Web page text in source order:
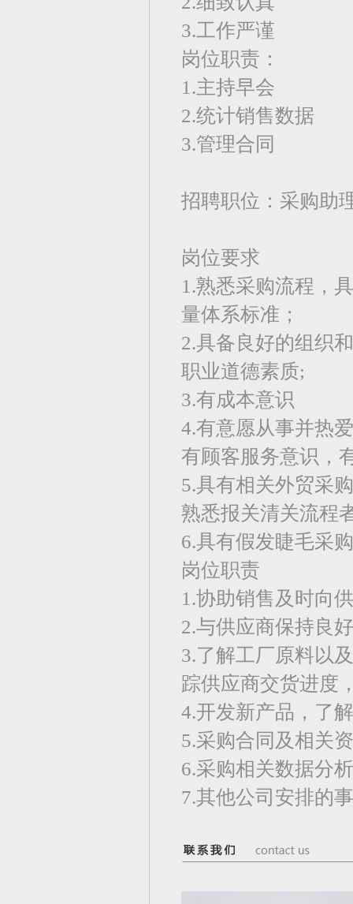
3.工作严谨
岗位职责：
1.主持早会
2.统计销售数据
3.管理合同
招聘职位：采购助
岗位要求
1.熟悉采购流程，
量体系标准；
2.具备良好的组织
职业道德素质;
3.有成本意识
4.有意愿从事并热
有顾客服务意识，
5.具有相关外贸采
熟悉报关清关流程
6.具有假发睫毛采
岗位职责
1.协助销售及时向
2.与供应商保持良
3.了解工厂原料以
踪供应商交货进度
4.开发新产品，了
5.采购合同及相关
6.采购相关数据分析
7.其他公司安排的